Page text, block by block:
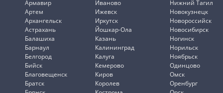
Армавир
Артем
Архангельск
Астрахань
Балашиха
Барнаул
Белгород
Бийск
Благовещенск
Братск
Иваново
Ижевск
Иркутск
Йошкар-Ола
Казань
Калининград
Калуга
Кемерово
Киров
Королев
Нижний Тагил
Новокузнецк
Новороссийск
Новосибирск
Ногинск
Норильск
Ноябрьск
Одинцово
Омск
Оренбург